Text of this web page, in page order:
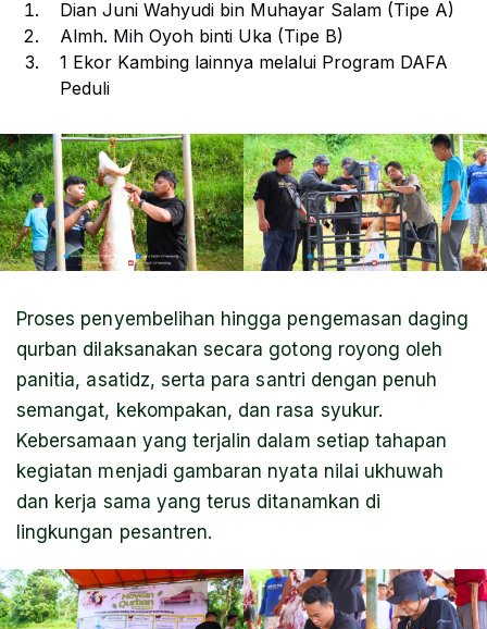
Dian Juni Wahyudi bin Muhayar Salam (Tipe A)
Almh. Mih Oyoh binti Uka (Tipe B)
1 Ekor Kambing lainnya melalui Program DAFA
Peduli
Proses penyembelihan hingga pengemasan daging
qurban dilaksanakan secara gotong royong oleh
panitia, asatidz, serta para santri dengan penuh
semangat, kekompakan, dan rasa syukur.
Kebersamaan yang terjalin dalam setiap tahapan
kegiatan menjadi gambaran nyata nilai ukhuwah
dan kerja sama yang terus ditanamkan di
lingkungan pesantren.